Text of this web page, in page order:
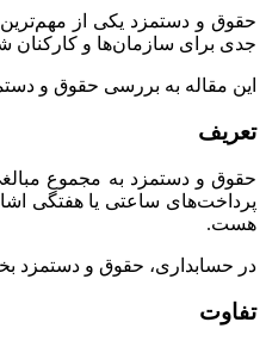
حقوق و دستمزد یکی از
جدی برای سازمان‌ها و کارکنان
این مقاله به بررسی حقوق و
تعریف
حقوق و دستمزد به مجموع
پرداخت‌های ساعتی یا هفتگی
هست.
در حسابداری، حقوق و دستمزد
تفاوت